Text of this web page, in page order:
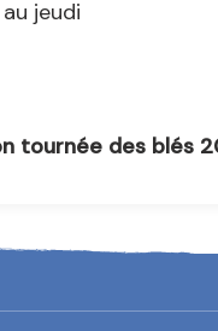
jeudi
tournée des blés